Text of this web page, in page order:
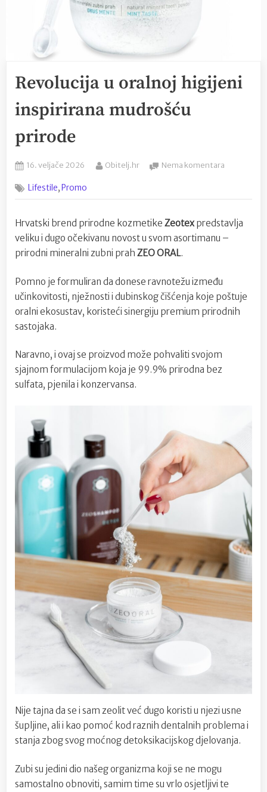
Revolucija u oralnoj higijeni
inspirirana mudrošću
prirode
Posted
16. veljače 2026 By
Obitelj.hr Nema komentara
oralnoj
inspirirana
mudrošću
Lifestile, Promo
Hrvatski brend prirodne kozmetike Zeotexpredstavlja
veliku i dugo očekivanu novost u svom asortimanu –
prirodni mineralni zubni prah ZEO ORAL.
Pomno je formuliran da donese ravnotežu između
učinkovitosti, nježnosti i dubinskog čišćenja koje poštuje
oralni ekosustav, koristeći sinergiju premium prirodnih
sastojaka.
Naravno, i ovaj se proizvod može pohvaliti svojom
sjajnom formulacijom koja je 99.9% prirodna bez
sulfata, pjenila i konzervansa.
Nije tajna da se i sam zeolit već dugo koristi u njezi usne
šupljine, ali i kao pomoć kod raznih dentalnih problema i
stanja zbog svog moćnog detoksikacijskog djelovanja.
Zubi su jedini dio našeg organizma koji se ne mogu
samostalno obnoviti, samim time su vrlo osjetljivi te